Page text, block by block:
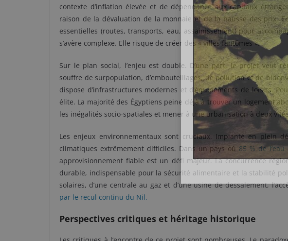
contexte d’inflation élevée et de dépendance aux capitaux
raison de la dévaluation de la monnaie et de la hausse des prix.
essentielles (routes, transports, eau, assainissement) pour
s’avère complexe. Elle risque de créer des « villes fantômes ».
Sur le plan social, l’enjeu est double. D’une part, le projet veut
souffre de surpopulation, d’embouteillages, de pollution et de
dispose d’infrastructures modernes et d’équipements de loisirs.
élite. La majorité des Égyptiens peine déjà à trouver un logement
les inégalités socio-spatiales et mener à une urbanisation à deux
Les enjeux environnementaux sont cruciaux. Implanté en plein
climatiques extrêmement difficiles. Dans un pays où 85 % de l’eau
approvisionnement fiable est un défi majeur. La concurrence
durable, indispensable pour la sécurité alimentaire et la stabilité
solaires, d’une centrale au gaz et d’une usine de dessalement,
par le recul continu du Nil.
Perspectives critiques et héritage historique